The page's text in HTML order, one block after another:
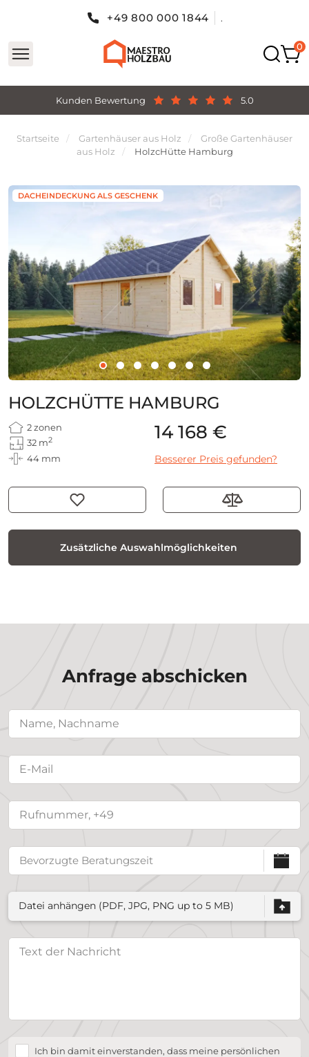
Kunden Bewertung 5.0
+49 800 000 1844 .
Startseite Gartenhäuser aus Holz
Große Gartenhäuser
aus Holz
HolzcHütte Hamburg
DACHEINDECKUNG ALS GESCHENK
HOLZCHÜTTE HAMBURG
2 zonen
32 m2
44 mm
14 168 €
Besserer Preis gefunden?
Zusätzliche Auswahlmöglichkeiten
Anfrage abschicken
Datei anhängen (PDF, JPG, PNG up to 5 MB)
Ich bin damit einverstanden, dass meine persönlichen